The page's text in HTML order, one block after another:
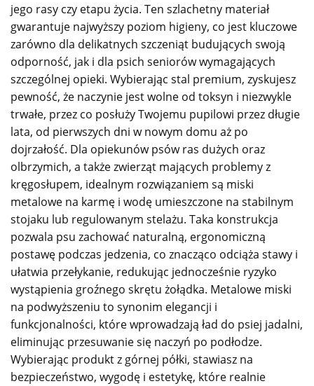
jego rasy czy etapu życia. Ten szlachetny materiał
gwarantuje najwyższy poziom higieny, co jest kluczowe
zarówno dla delikatnych szczeniąt budujących swoją
odporność, jak i dla psich seniorów wymagających
szczególnej opieki. Wybierając stal premium, zyskujesz
pewność, że naczynie jest wolne od toksyn i niezwykle
trwałe, przez co posłuży Twojemu pupilowi przez długie
lata, od pierwszych dni w nowym domu aż po
dojrzałość. Dla opiekunów psów ras dużych oraz
olbrzymich, a także zwierząt mających problemy z
kręgosłupem, idealnym rozwiązaniem są miski
metalowe na karmę i wodę umieszczone na stabilnym
stojaku lub regulowanym stelażu. Taka konstrukcja
pozwala psu zachować naturalną, ergonomiczną
postawę podczas jedzenia, co znacząco odciąża stawy i
ułatwia przełykanie, redukując jednocześnie ryzyko
wystąpienia groźnego skrętu żołądka. Metalowe miski
na podwyższeniu to synonim elegancji i
funkcjonalności, które wprowadzają ład do psiej jadalni,
eliminując przesuwanie się naczyń po podłodze.
Wybierając produkt z górnej półki, stawiasz na
bezpieczeństwo, wygodę i estetykę, które realnie